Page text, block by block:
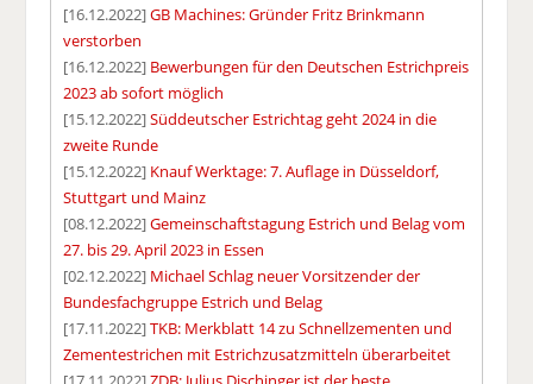
[16.12.2022]GB Machines: Gründer Fritz Brinkmann
verstorben
[16.12.2022] Bewerbungen für den Deutschen Estrichpreis
2023 ab sofort möglich
[15.12.2022]Süddeutscher Estrichtag geht 2024 in die
zweite Runde
[15.12.2022] Knauf Werktage: 7. Auflage in Düsseldorf,
Stuttgart und Mainz
[08.12.2022]Gemeinschaftstagung Estrich und Belag vom
27. bis 29. April 2023 in Essen
[02.12.2022] Michael Schlag neuer Vorsitzender der
Bundesfachgruppe Estrich und Belag
[17.11.2022]TKB: Merkblatt 14 zu Schnellzementen und
Zementestrichen mit Estrichzusatzmitteln überarbeitet